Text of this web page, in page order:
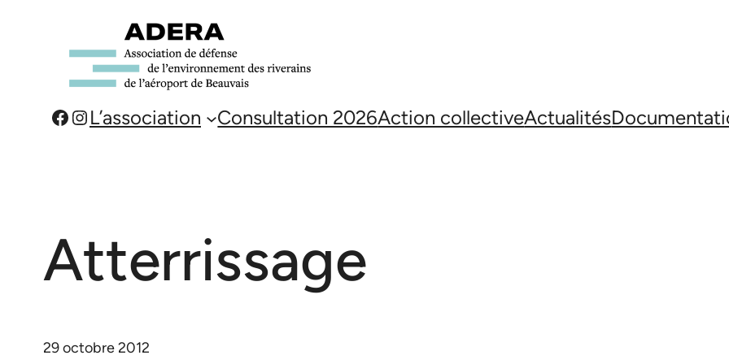
Facebook
Instagram
L’association Consultation 2026Action collectiveActualités
Atterrissage
29 octobre 2012